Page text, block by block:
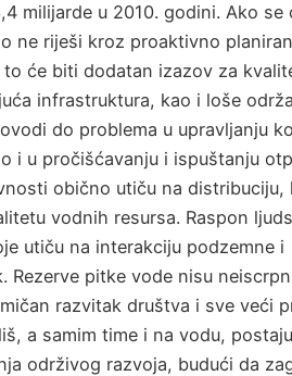
milijarde u 2010. godini. Ako se
ne riješi kroz proaktivno
će biti dodatan izazov za
infrastruktura, kao i loše
do problema u upravljanju
i u pročišćavanju i ispuštanju
obično utiču na distribuciju,
vodnih resursa. Raspon
utiču na interakciju podzemne
Rezerve pitke vode nisu
razvitak društva i sve veći
a samim time i na vodu,
održivog razvoja, budući da